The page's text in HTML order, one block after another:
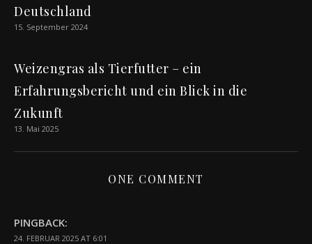
Deutschland
15. September 2024
Weizengras als Tierfutter – ein
Erfahrungsbericht und ein Blick in die
Zukunft
13. Mai 2025
ONE COMMENT
PINGBACK:
24. FEBRUAR 2025 AT 6:01